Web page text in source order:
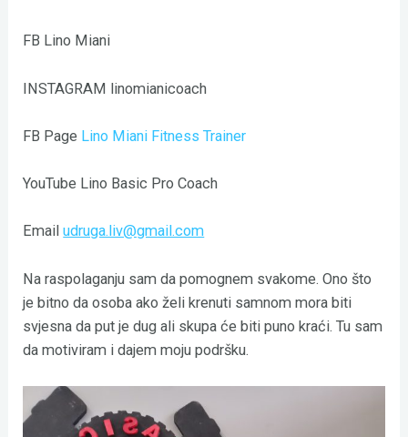
FB Lino Miani
INSTAGRAM linomianicoach
FB Page Lino Miani Fitness Trainer
YouTube Lino Basic Pro Coach
Emailudruga.liv@gmail.com
Na raspolaganju sam da pomognem svakome. Ono što
je bitno da osoba ako želi krenuti samnom mora biti
svjesna da put je dug ali skupa će biti puno kraći. Tu sam
da motiviram i dajem moju podršku.